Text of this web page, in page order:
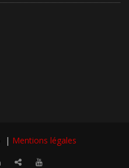
| Mentions légales